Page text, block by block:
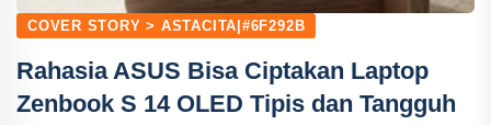
COVER STORY > ASTACITA|#6F292B
Rahasia ASUS Bisa Ciptakan Laptop
Zenbook S 14 OLED Tipis dan Tangguh